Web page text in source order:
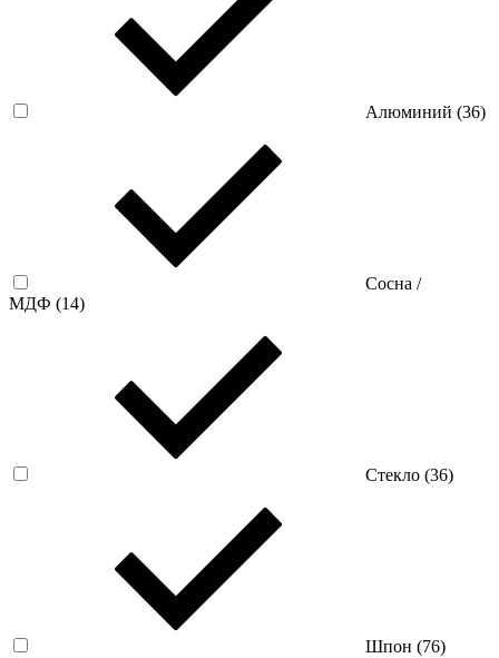
Алюминий (36)
Сосна /
МДФ (14)
Стекло (36)
Шпон (76)